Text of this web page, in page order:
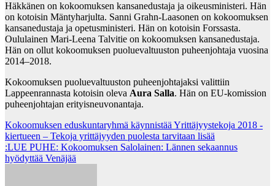
Häkkänen on kokoomuksen kansanedustaja ja oikeusministeri. Hän
on kotoisin Mäntyharjulta. Sanni Grahn-Laasonen on kokoomuksen
kansanedustaja ja opetusministeri. Hän on kotoisin Forssasta.
Oululainen Mari-Leena Talvitie on kokoomuksen kansanedustaja.
Hän on ollut kokoomuksen puoluevaltuuston puheenjohtaja vuosina
2014–2018.
Kokoomuksen puoluevaltuuston puheenjohtajaksi valittiin
Lappeenrannasta kotoisin oleva Aura Salla. Hän on EU-komission
puheenjohtajan erityisneuvonantaja.
Post
navigation
Kokoomuksen eduskuntaryhmä käynnistää Yrittäjyystekoja 2018 -
kiertueen – Tekoja yrittäjyyden puolesta tarvitaan lisää
:LUE PUHE: Kokoomuksen Salolainen: Lännen sekaannus
hyödyttää Venäjää